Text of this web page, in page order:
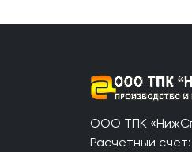
ООО ТПК
Расчетный счет: